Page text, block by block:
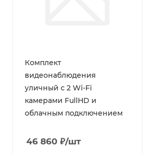
Комплект
видеонаблюдения
уличный с 2 Wi-Fi
камерами FullHD и
облачным подключением
46 860 ₽/шт